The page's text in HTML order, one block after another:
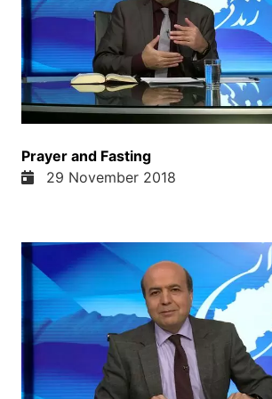
علیه خوهرهای خود یا علیه مادر خود در
ما مریض هستیم و این باید در یک
در یک جای باید تصمیم بگیریم خوب در
همه بخاطر تبلیغات مختلف چیزها
اما ما فکر میکنیم در زندگی خود
هر دوی ما در مسائل مهم زندگی
کارهایی که میکنیم خوب مسئولتهای
در مورد کارهایی که میکنیم در مورد
بسیار ساده بتانیم خانم خود را یا در
استیم خوهر خود را مادر خود را اونا را
مثلا فرض میکنیم ما چند ماه قبل یک
که ما وقت خانه از کار میرم و من
که تقریبا هر شهر من زرف ها را بشویم
ساده است زرف ششتن شاید پانزده
یا نهایتش اگر بسیار میمان باشه یا
Prayer and Fasting
29 November 2018